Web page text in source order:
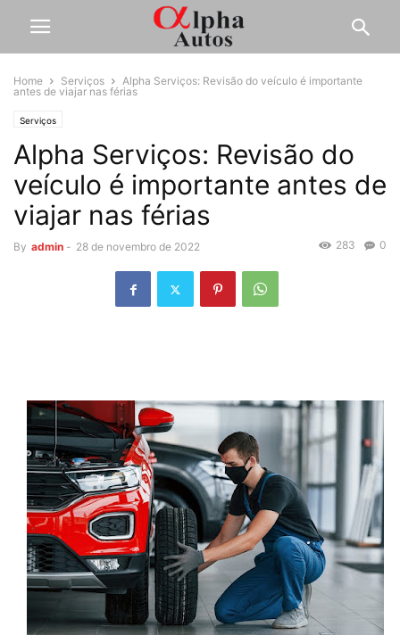
Home Serviços
Alpha Serviços: Revisão do veículo é importante
antes de viajar nas férias
Serviços
Alpha Serviços: Revisão do
veículo é importante antes de
viajar nas férias
By admin - 28 de novembro de 2022 0
283